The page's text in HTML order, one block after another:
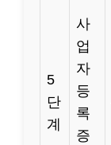
5
단
계
사
업
자
등
록
증